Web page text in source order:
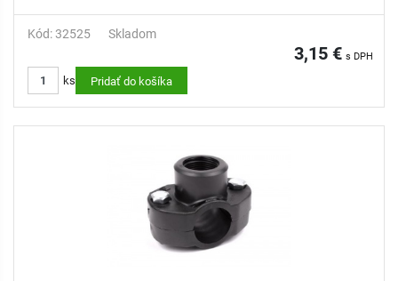
Kód: 32525 Skladom
3,15 € s DPH
ks Pridať do košíka